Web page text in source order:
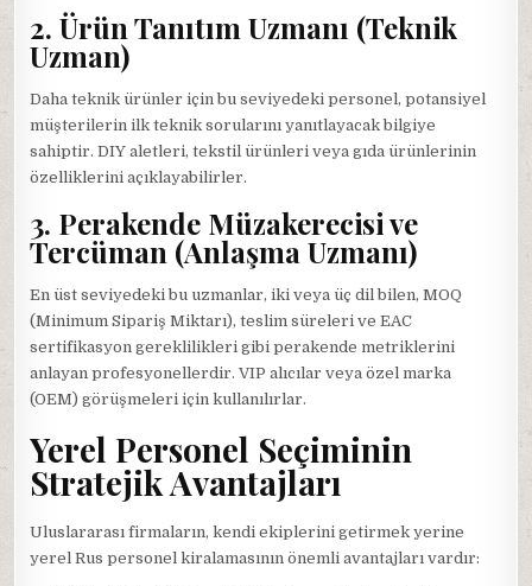
2. Ürün Tanıtım Uzmanı (Teknik
Uzman)
Daha teknik ürünler için bu seviyedeki personel, potansiyel
müşterilerin ilk teknik sorularını yanıtlayacak bilgiye
sahiptir. DIY aletleri, tekstil ürünleri veya gıda ürünlerinin
özelliklerini açıklayabilirler.
3. Perakende Müzakerecisi ve
Tercüman (Anlaşma Uzmanı)
En üst seviyedeki bu uzmanlar, iki veya üç dil bilen, MOQ
(Minimum Sipariş Miktarı), teslim süreleri ve EAC
sertifikasyon gereklilikleri gibi perakende metriklerini
anlayan profesyonellerdir. VIP alıcılar veya özel marka
(OEM) görüşmeleri için kullanılırlar.
Yerel Personel Seçiminin
Stratejik Avantajları
Uluslararası firmaların, kendi ekiplerini getirmek yerine
yerel Rus personel kiralamasının önemli avantajları vardır: